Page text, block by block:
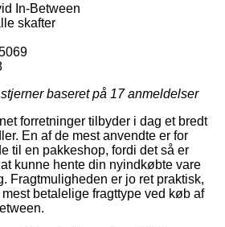
In-Between
skafter
baseret på 17anmeldelser
forretninger tilbyder i dag et bredt
En af de mest anvendte er for
til en pakkeshop, fordi det så er
kunne hente din nyindkøbte vare
Fragtmuligheden er jo ret praktisk,
betalelige fragttype ved køb af